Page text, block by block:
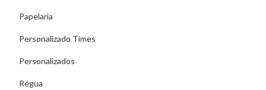
Papelaria
Personalizado Times
Personalizados
Régua